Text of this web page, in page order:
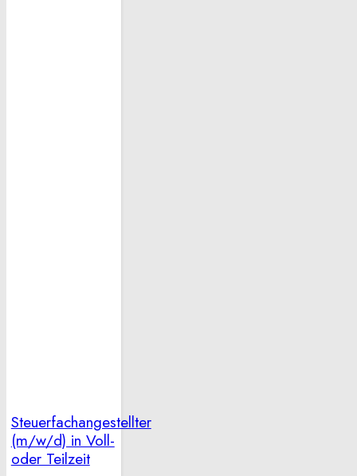
Steuerfachangestellter
(m/w/d) in Voll-
oder Teilzeit